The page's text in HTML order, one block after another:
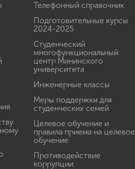
Телефонный справочник
Подготовительные курсы
2024-2025
Студенческий
многофункциональный
центр Мининского
университета
Инженерные классы
Меры поддержки для
студенческих семей
Целевое обучение и
правила приема на целевое
обучение
Противодействие
коррупции